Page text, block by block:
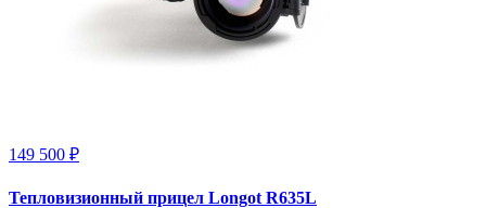
149 500 ₽
Тепловизионный прицел Longot R635L